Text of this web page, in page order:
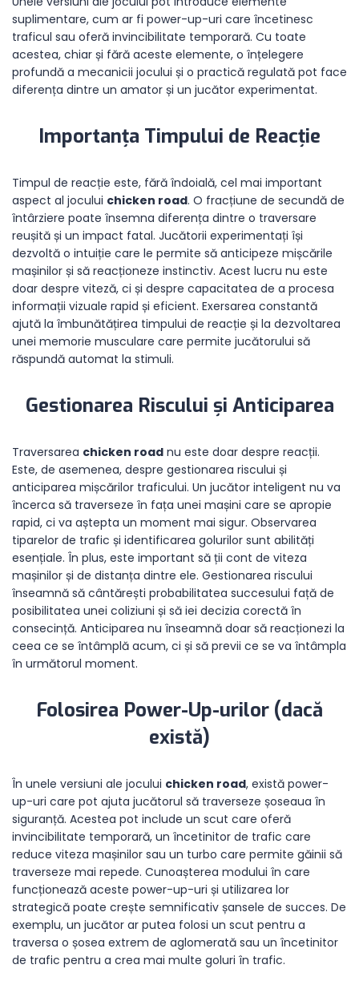
suplimentare, cum ar fi power-up-uri care încetinesc
traficul sau oferă invincibilitate temporară. Cu toate
acestea, chiar și fără aceste elemente, o înțelegere
profundă a mecanicii jocului și o practică regulată pot face
diferența dintre un amator și un jucător experimentat.
Importanța Timpului de Reacție
Timpul de reacție este, fără îndoială, cel mai important
aspect al jocului chicken road. O fracțiune de secundă de
întârziere poate însemna diferența dintre o traversare
reușită și un impact fatal. Jucătorii experimentați își
dezvoltă o intuiție care le permite să anticipeze mișcările
mașinilor și să reacționeze instinctiv. Acest lucru nu este
doar despre viteză, ci și despre capacitatea de a procesa
informații vizuale rapid și eficient. Exersarea constantă
ajută la îmbunătățirea timpului de reacție și la dezvoltarea
unei memorie musculare care permite jucătorului să
răspundă automat la stimuli.
Gestionarea Riscului și Anticiparea
Traversarea chicken road nu este doar despre reacții.
Este, de asemenea, despre gestionarea riscului și
anticiparea mișcărilor traficului. Un jucător inteligent nu va
încerca să traverseze în fața unei mașini care se apropie
rapid, ci va aștepta un moment mai sigur. Observarea
tiparelor de trafic și identificarea golurilor sunt abilități
esențiale. În plus, este important să ții cont de viteza
mașinilor și de distanța dintre ele. Gestionarea riscului
înseamnă să cântărești probabilitatea succesului față de
posibilitatea unei coliziuni și să iei decizia corectă în
consecință. Anticiparea nu înseamnă doar să reacționezi la
ceea ce se întâmplă acum, ci și să previi ce se va întâmpla
în următorul moment.
Folosirea Power-Up-urilor (dacă
există)
În unele versiuni ale jocului chicken road, există power-
up-uri care pot ajuta jucătorul să traverseze șoseaua în
siguranță. Acestea pot include un scut care oferă
invincibilitate temporară, un încetinitor de trafic care
reduce viteza mașinilor sau un turbo care permite găinii să
traverseze mai repede. Cunoașterea modului în care
funcționează aceste power-up-uri și utilizarea lor
strategică poate crește semnificativ șansele de succes. De
exemplu, un jucător ar putea folosi un scut pentru a
traversa o șosea extrem de aglomerată sau un încetinitor
de trafic pentru a crea mai multe goluri în trafic.